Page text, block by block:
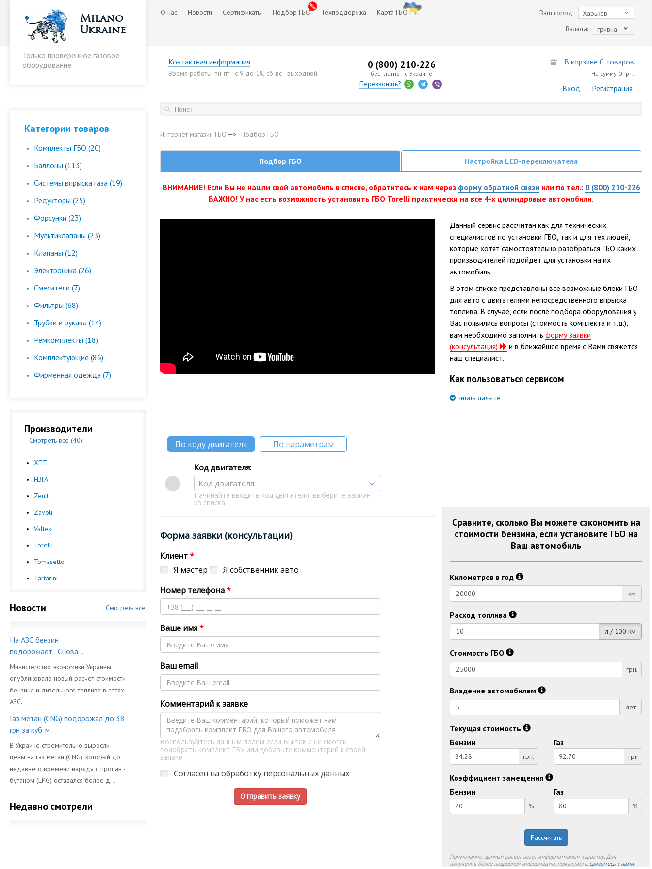
Milano
Ukraine
Только проверенное газовое
оборудование
О нас Новости Сертификаты Подбор ГБО Техподдержка Карта ГБО Харьков
Ваш город:
гривна
Валюта:
Контактная информация
Время работы: пн-пт - с 9 до 18, сб-вс - выходной
0 (800) 210-226
бесплатно по Украине
Перезвонить?
В корзине 0 товаров
На сумму 0 грн.
Вход Регистрация
Категории товаров
Комплекты ГБО (20)
Баллоны (113)
Cистемы впрыска газа (19)
Редукторы (25)
Форсунки (23)
Мультиклапаны (23)
Клапаны (12)
Электроника (26)
Смесители (7)
Фильтры (68)
Трубки и рукава (14)
Ремкомплекты (18)
Комплектующие (86)
Фирменная одежда (7)
Производители
Смотреть все (40)
ХПТ
НЗГА
Zenit
Zavoli
Valtek
Torelli
Tomasetto
Tartarini
Новости Смотреть все
На АЗС бензин
подорожает...Снова...
Министерство экономики Украины
опубликовало новый расчет стоимости
бензина и дизельного топлива в сетях
АЗС.
Газ метан (CNG) подорожал до 38
грн за куб. м
В Украине стремительно выросли
цены на газ метан (CNG), который до
недавнего времени наряду с пропан -
бутаном (LPG) оставался более д...
Недавно смотрели
Интернет магазин ГБО Подбор ГБО
Подбор ГБО Настройка LED-переключателя
ВНИМАНИЕ! Если Вы не нашли свой автомобиль в списке, обратитесь к нам через форму обратной связи или по тел.: 0 (800) 210-226
ВАЖНО! У нас есть возможность установить ГБО Torelli практически на все 4-х цилиндровые автомобили.
Данный сервис рассчитан как для технических
специалистов по установки ГБО, так и для тех людей,
которые хотят самостоятельно разобраться ГБО каких
производителей подойдет для установки на их
автомобиль.
В этом списке представлены все возможные блоки ГБО
для авто с двигателями непосредственного впрыска
топлива. В случае, если после подбора оборудования у
Вас появились вопросы (стоимость комплекта и т.д.),
вам необходимо заполнитьформу заявки
(консультация)
и в ближайшее время с Вами свяжется
наш специалист.
Как пользоваться сервисом
читать дальше
По коду двигателя По параметрам
Код двигателя:
Код двигателя:
Начинайте вводить код двигателя, выберите вариант
из списка
Форма заявки (консультации)
Клиент*
Я мастер
Я собственник авто
Номер телефона*
Ваше имя*
Ваш email
Комментарий к заявке
Воспользуйтесь данным полем если Вы так и не смогли
подобрать комплект ГБУ или добавьте комментарий к своей
заявке
Согласен на обработку персональных данных
Отправить заявку
Сравните, сколько Вы можете сэкономить на
стоимости бензина, если установите ГБО на
Ваш автомобиль
Километров в год
км
Расход топлива
л / 100 км
Стоимость ГБО
грн.
Владение автомобилем
лет
Текущая стоимость
Бензин
грн.
Газ
грн
Коэффициент замещения
Бензин
%
Газ
%
Рассчитать
Примечание: данный расчет несет информативный характер. Для
получения более подробной информации, пожалуйста, свяжитесь с нами.